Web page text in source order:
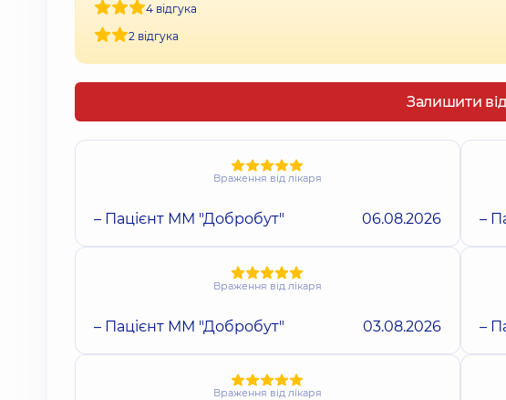
4 відгука
2 відгука
Залишити
Враження від лікаря
– Пацієнт ММ "Добробут" 06.08.2026 –
Враження від лікаря
– Пацієнт ММ "Добробут" 03.08.2026 –
Враження від лікаря